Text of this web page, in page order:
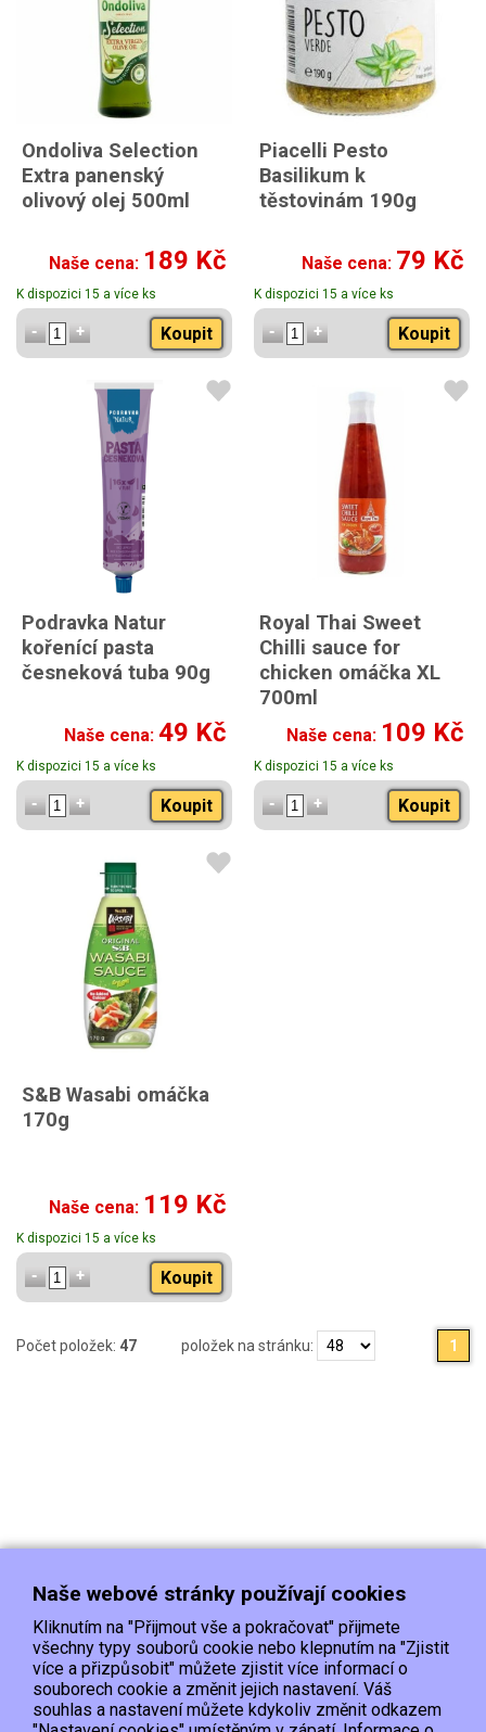
Ondoliva Selection
Extra panenský
olivový olej 500ml
Naše cena: 189 Kč
K dispozici 15 a více ks
Koupit
Piacelli Pesto
Basilikum k
těstovinám 190g
Naše cena: 79 Kč
K dispozici 15 a více ks
Koupit
Podravka Natur
kořenící pasta
česneková tuba 90g
Naše cena: 49 Kč
K dispozici 15 a více ks
Koupit
Royal Thai Sweet
Chilli sauce for
chicken omáčka XL
700ml
Naše cena: 109 Kč
K dispozici 15 a více ks
Koupit
S&B Wasabi omáčka
170g
Naše cena: 119 Kč
K dispozici 15 a více ks
Koupit
Počet položek: 47 položek na stránku: 1
Doprava Platba
Kontakt/Reklamace
Obchodní podmínky
Ochrana os.údajů
Naše webové stránky používají cookies
Kliknutím na "Přijmout vše a pokračovat" přijmete
všechny typy souborů cookie nebo klepnutím na "Zjistit
více a přizpůsobit" můžete zjistit více informací o
souborech cookie a změnit jejich nastavení. Váš
souhlas a nastavení můžete kdykoliv změnit odkazem